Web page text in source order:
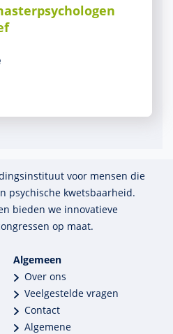
voor mensen die
psychische kwets­baar­heid.
bieden we innova­tieve
op maat.
Algemeen
Over ons
Veelgestelde vragen
Contact
Algemene